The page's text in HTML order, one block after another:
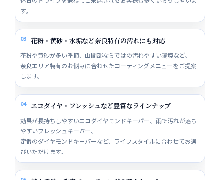
す。
03 花粉・黄砂・水垢など奈良特有の汚れにも対応
花粉や黄砂が多い季節、山間部ならではの汚れやすい環境など、
奈良エリア特有のお悩みに合わせたコーティングメニューをご提案
します。
04 エコダイヤ・フレッシュなど豊富なラインナップ
効果が長持ちしやすいエコダイヤモンドキーパー、雨で汚れが落ち
やすいフレッシュキーパー、
定番のダイヤモンドキーパーなど、ライフスタイルに合わせてお選
びいただけます。